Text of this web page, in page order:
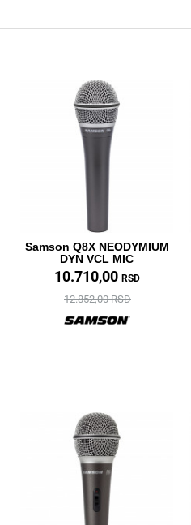
Samson Q8X NEODYMIUM
DYN VCL MIC
10.710,00 RSD
12.852,00 RSD